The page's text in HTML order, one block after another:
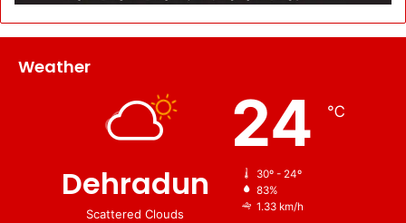
Weather
Dehradun
Scattered Clouds
24 ℃
30º - 24º
83%
1.33 km/h